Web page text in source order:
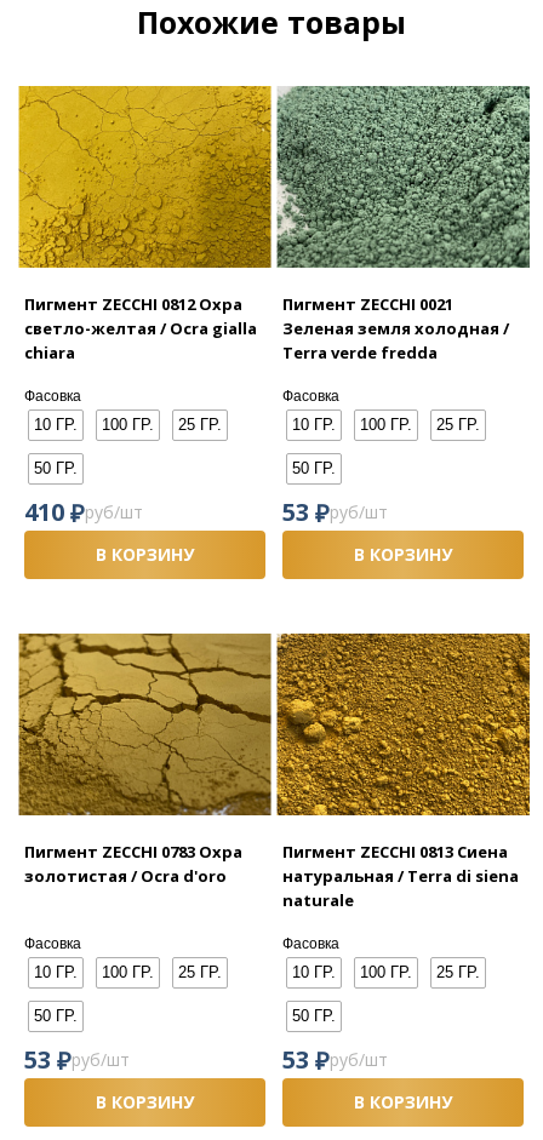
Похожие товары
Пигмент ZECCHI 0812 Охра
светло-желтая / Ocra gialla
chiara
Фасовка
10 ГР. 100 ГР. 25 ГР.
50 ГР.
410₽руб/шт
В КОРЗИНУ
Пигмент ZECCHI 0021
Зеленая земля холодная /
Terra verde fredda
Фасовка
10 ГР. 100 ГР. 25 ГР.
50 ГР.
53₽руб/шт
В КОРЗИНУ
Пигмент ZECCHI 0783 Охра
золотистая / Ocra d'oro
Фасовка
10 ГР. 100 ГР. 25 ГР.
50 ГР.
53₽руб/шт
В КОРЗИНУ
Пигмент ZECCHI 0813 Сиена
натуральная / Terra di siena
naturale
Фасовка
10 ГР. 100 ГР. 25 ГР.
50 ГР.
53₽руб/шт
В КОРЗИНУ